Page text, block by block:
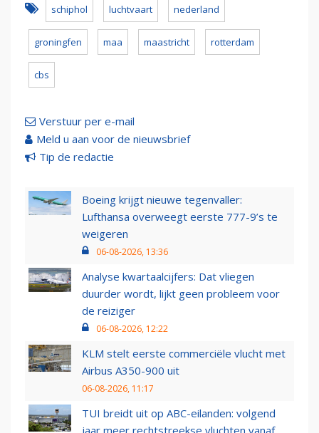
schiphol luchtvaart nederland
groningfen maa maastricht rotterdam
cbs
Verstuur per e-mail
Meld u aan voor de nieuwsbrief
Tip de redactie
Boeing krijgt nieuwe tegenvaller:
Lufthansa overweegt eerste 777-9’s te
weigeren
06-08-2026, 13:36
Analyse kwartaalcijfers: Dat vliegen
duurder wordt, lijkt geen probleem voor
de reiziger
06-08-2026, 12:22
KLM stelt eerste commerciële vlucht met
Airbus A350-900 uit
06-08-2026, 11:17
TUI breidt uit op ABC-eilanden: volgend